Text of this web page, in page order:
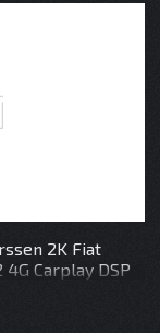
2K Fiat
Carplay DSP